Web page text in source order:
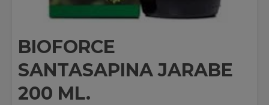
BIOFORCE
SANTASAPINA JARABE
200 ML.